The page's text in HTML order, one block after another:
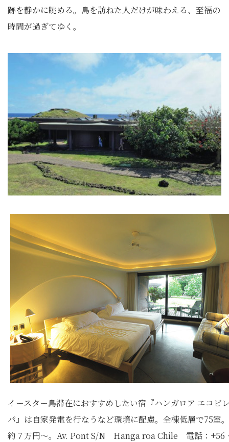
跡を静かに眺める。島を訪ねた人だけが味わえる、至福の
時間が過ぎてゆく。
イースター島滞在におすすめしたい宿『ハンガロア エコビ
パ』は自家発電を行なうなど環境に配慮。全棟低層で75室
約７万円〜。Av. Pont S/N Hanga roa Chile 電話：+56